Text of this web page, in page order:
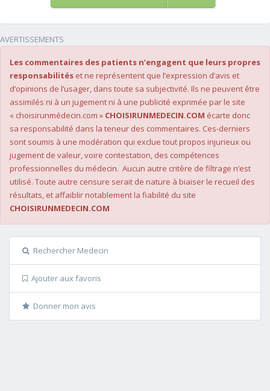
AVERTISSEMENTS
Les commentaires des patients n’engagent que leurs propres
responsabilités et ne représentent que l’expression d’avis et
d’opinions de l’usager, dans toute sa subjectivité. Ils ne peuvent être
assimilés ni à un jugement ni à une publicité exprimée par le site
« choisirunmédecin.com » CHOISIRUNMEDECIN.COM écarte donc
sa responsabilité dans la teneur des commentaires. Ces-derniers
sont soumis à une modération qui exclue tout propos injurieux ou
jugement de valeur, voire contestation, des compétences
professionnelles du médecin. Aucun autre critère de filtrage n’est
utilisé. Toute autre censure serait de nature à biaiser le recueil des
résultats, et affaiblir notablement la fiabilité du site
CHOISIRUNMEDECIN.COM
Rechercher Medecin
Ajouter aux favoris
Donner mon avis